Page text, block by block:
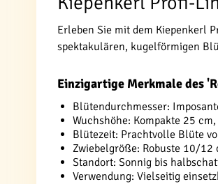
Erleben Sie mit dem Kiepenkerl
spektakulären, kugelförmigen
Einzigartige Merkmale des
Blütendurchmesser:
Wuchshöhe: Kompakte 25
Blütezeit: Prachtvolle Blüte
Zwiebelgröße: Robuste 10/
Standort: Sonnig bis
Verwendung: Vielseitig